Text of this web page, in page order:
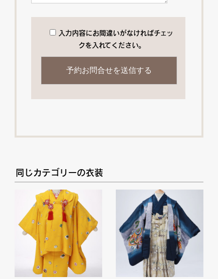
入力内容にお間違いがなければチェッ
クを入れてください。
同じカテゴリーの衣装